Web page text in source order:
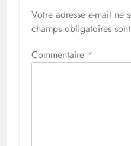
Votre adresse e-mail ne
champs obligatoires
Commentaire *